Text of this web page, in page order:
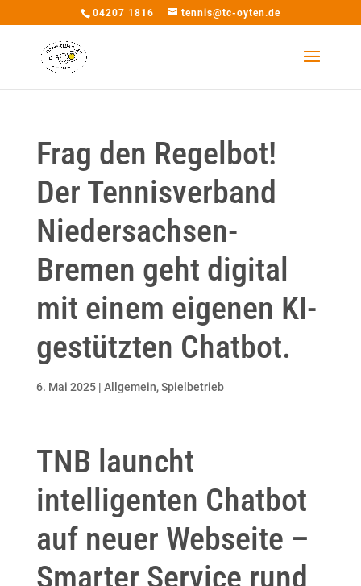
04207 1816 tennis@tc-oyten.de
Frag den Regelbot!
Der Tennisverband
Niedersachsen-
Bremen geht digital
mit einem eigenen KI-
gestützten Chatbot.
6. Mai 2025| Allgemein,Spielbetrieb
TNB launcht
intelligenten Chatbot
auf neuer Webseite –
Smarter Service rund